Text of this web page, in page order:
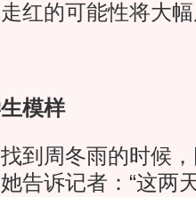
红的可能性将大幅
模样
周冬雨的时候，
告诉记者：“这两